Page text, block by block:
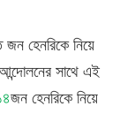
হেনরিকে নিয়ে
সাথে এই
জন হেনরিকে নিয়ে